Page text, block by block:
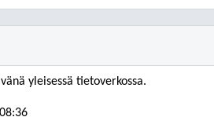
yleisessä tietoverkossa.